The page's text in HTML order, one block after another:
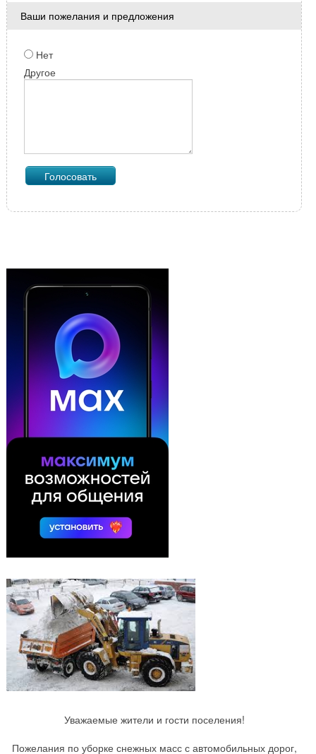
Ваши пожелания и предложения
Нет
Другое
Уважаемые жители и гости поселения!
Пожелания по уборке снежных масс с автомобильных дорог,